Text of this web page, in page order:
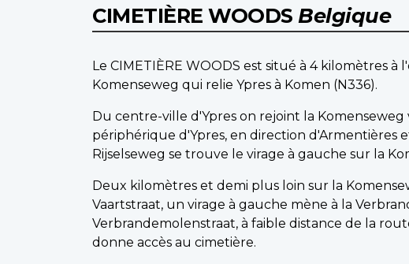
CIMETIÈRE WOODS Belgique
Le CIMETIÈRE WOODS est situé à 4 kilomètres
Komenseweg qui relie Ypres à Komen (N336).
Du centre-ville d'Ypres on rejoint la
périphérique d'Ypres, en direction d'Armentières
Rijselseweg se trouve le virage à gauche sur la
Deux kilomètres et demi plus loin sur la
Vaartstraat, un virage à gauche mène à la
Verbrandemolenstraat, à faible distance de la
donne accès au cimetière.